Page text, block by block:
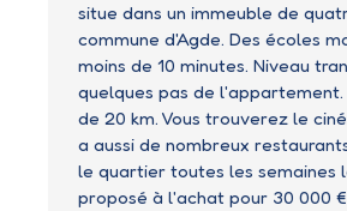
situe dans un immeuble de
commune d'Agde. Des écoles
moins de 10 minutes. Niveau
quelques pas de
de 20 km. Vous trouverez le
a aussi de nombreux
le quartier toutes les semaines
proposé à l'achat pour 30 000